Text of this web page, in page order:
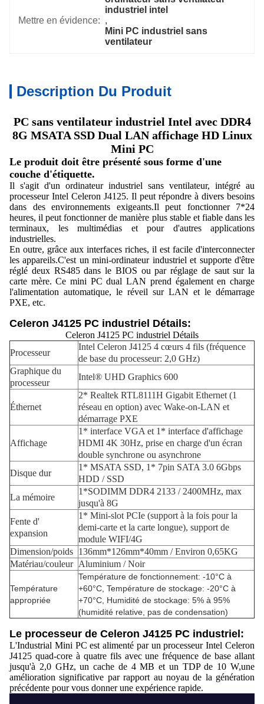
Mettre en évidence:
industriel intel
,
Mini PC industriel sans
ventilateur
Description Du Produit
PC sans ventilateur industriel Intel avec DDR4
8G MSATA SSD Dual LAN affichage HD Linux
Mini PC
Le produit doit être présenté sous forme d'une
couche d'étiquette.
Il s'agit d'un ordinateur industriel sans ventilateur, intégré au
processeur Intel Celeron J4125. Il peut répondre à divers besoins
dans des environnements exigeants.Il peut fonctionner 7*24
heures, il peut fonctionner de manière plus stable et fiable dans les
terminaux, les multimédias et pour d'autres applications
industrielles.
En outre, grâce aux interfaces riches, il est facile d'interconnecter
les appareils.C'est un mini-ordinateur industriel et supporte d'être
réglé deux RS485 dans le BIOS ou par réglage de saut sur la
carte mère. Ce mini PC dual LAN prend également en charge
l'alimentation automatique, le réveil sur LAN et le démarrage
PXE, etc.
Celeron J4125 PC industriel Détails:
Celeron J4125 PC industriel Détails
Processeur
Intel Celeron J4125 4 cœurs 4 fils (fréquence
de base du processeur: 2,0 GHz)
Graphique du
processeur
Intel® UHD Graphics 600
Éthernet
2* Realtek RTL8111H Gigabit Ethernet (1
réseau en option) avec Wake-on-LAN et
démarrage PXE
Affichage
1* interface VGA et 1* interface d'affichage
HDMI 4K 30Hz, prise en charge d'un écran
double synchrone ou asynchrone
Disque dur
1* MSATA SSD, 1* 7pin SATA 3.0 6Gbps
HDD / SSD
La mémoire
1*SODIMM DDR4 2133 / 2400MHz, max
jusqu'à 8G
Fente d'
expansion
1* Mini-slot PCIe (support à la fois pour la
demi-carte et la carte longue), support de
module WIFI/4G
Dimension/poids 136mm*126mm*40mm / Environ 0,65KG
Matériau/couleur Aluminium / Noir
Température
appropriée
Température de fonctionnement: -10°C à
+60°C, Température de stockage: -20°C à
+70°C, Humidité de stockage: 5% à 95%
(humidité relative, pas de condensation)
Le processeur de Celeron J4125 PC industriel:
L'Industrial Mini PC est alimenté par un processeur Intel Celeron
J4125 quad-core à quatre fils avec une fréquence de base allant
jusqu'à 2,0 GHz, un cache de 4 MB et un TDP de 10 W,une
amélioration significative par rapport au noyau de la génération
précédente pour vous donner une expérience rapide.